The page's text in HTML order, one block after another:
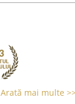
Arată mai multe